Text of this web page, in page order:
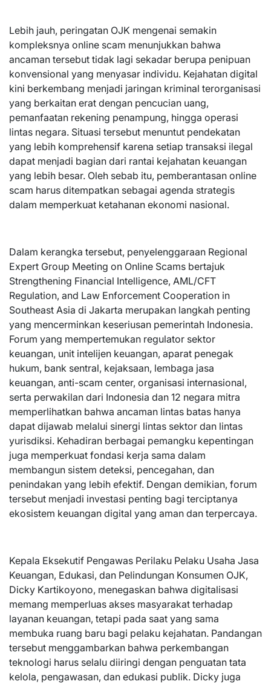
Lebih jauh, peringatan OJK mengenai semakin
kompleksnya online scam menunjukkan bahwa
ancaman tersebut tidak lagi sekadar berupa penipuan
konvensional yang menyasar individu. Kejahatan digital
kini berkembang menjadi jaringan kriminal terorganisasi
yang berkaitan erat dengan pencucian uang,
pemanfaatan rekening penampung, hingga operasi
lintas negara. Situasi tersebut menuntut pendekatan
yang lebih komprehensif karena setiap transaksi ilegal
dapat menjadi bagian dari rantai kejahatan keuangan
yang lebih besar. Oleh sebab itu, pemberantasan online
scam harus ditempatkan sebagai agenda strategis
dalam memperkuat ketahanan ekonomi nasional.
Dalam kerangka tersebut, penyelenggaraan Regional
Expert Group Meeting on Online Scams bertajuk
Strengthening Financial Intelligence, AML/CFT
Regulation, and Law Enforcement Cooperation in
Southeast Asia di Jakarta merupakan langkah penting
yang mencerminkan keseriusan pemerintah Indonesia.
Forum yang mempertemukan regulator sektor
keuangan, unit intelijen keuangan, aparat penegak
hukum, bank sentral, kejaksaan, lembaga jasa
keuangan, anti-scam center, organisasi internasional,
serta perwakilan dari Indonesia dan 12 negara mitra
memperlihatkan bahwa ancaman lintas batas hanya
dapat dijawab melalui sinergi lintas sektor dan lintas
yurisdiksi. Kehadiran berbagai pemangku kepentingan
juga memperkuat fondasi kerja sama dalam
membangun sistem deteksi, pencegahan, dan
penindakan yang lebih efektif. Dengan demikian, forum
tersebut menjadi investasi penting bagi terciptanya
ekosistem keuangan digital yang aman dan terpercaya.
Kepala Eksekutif Pengawas Perilaku Pelaku Usaha Jasa
Keuangan, Edukasi, dan Pelindungan Konsumen OJK,
Dicky Kartikoyono, menegaskan bahwa digitalisasi
memang memperluas akses masyarakat terhadap
layanan keuangan, tetapi pada saat yang sama
membuka ruang baru bagi pelaku kejahatan. Pandangan
tersebut menggambarkan bahwa perkembangan
teknologi harus selalu diiringi dengan penguatan tata
kelola, pengawasan, dan edukasi publik. Dicky juga